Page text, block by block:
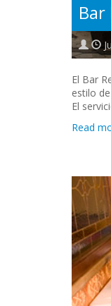
El Bar
estilo
El
Read